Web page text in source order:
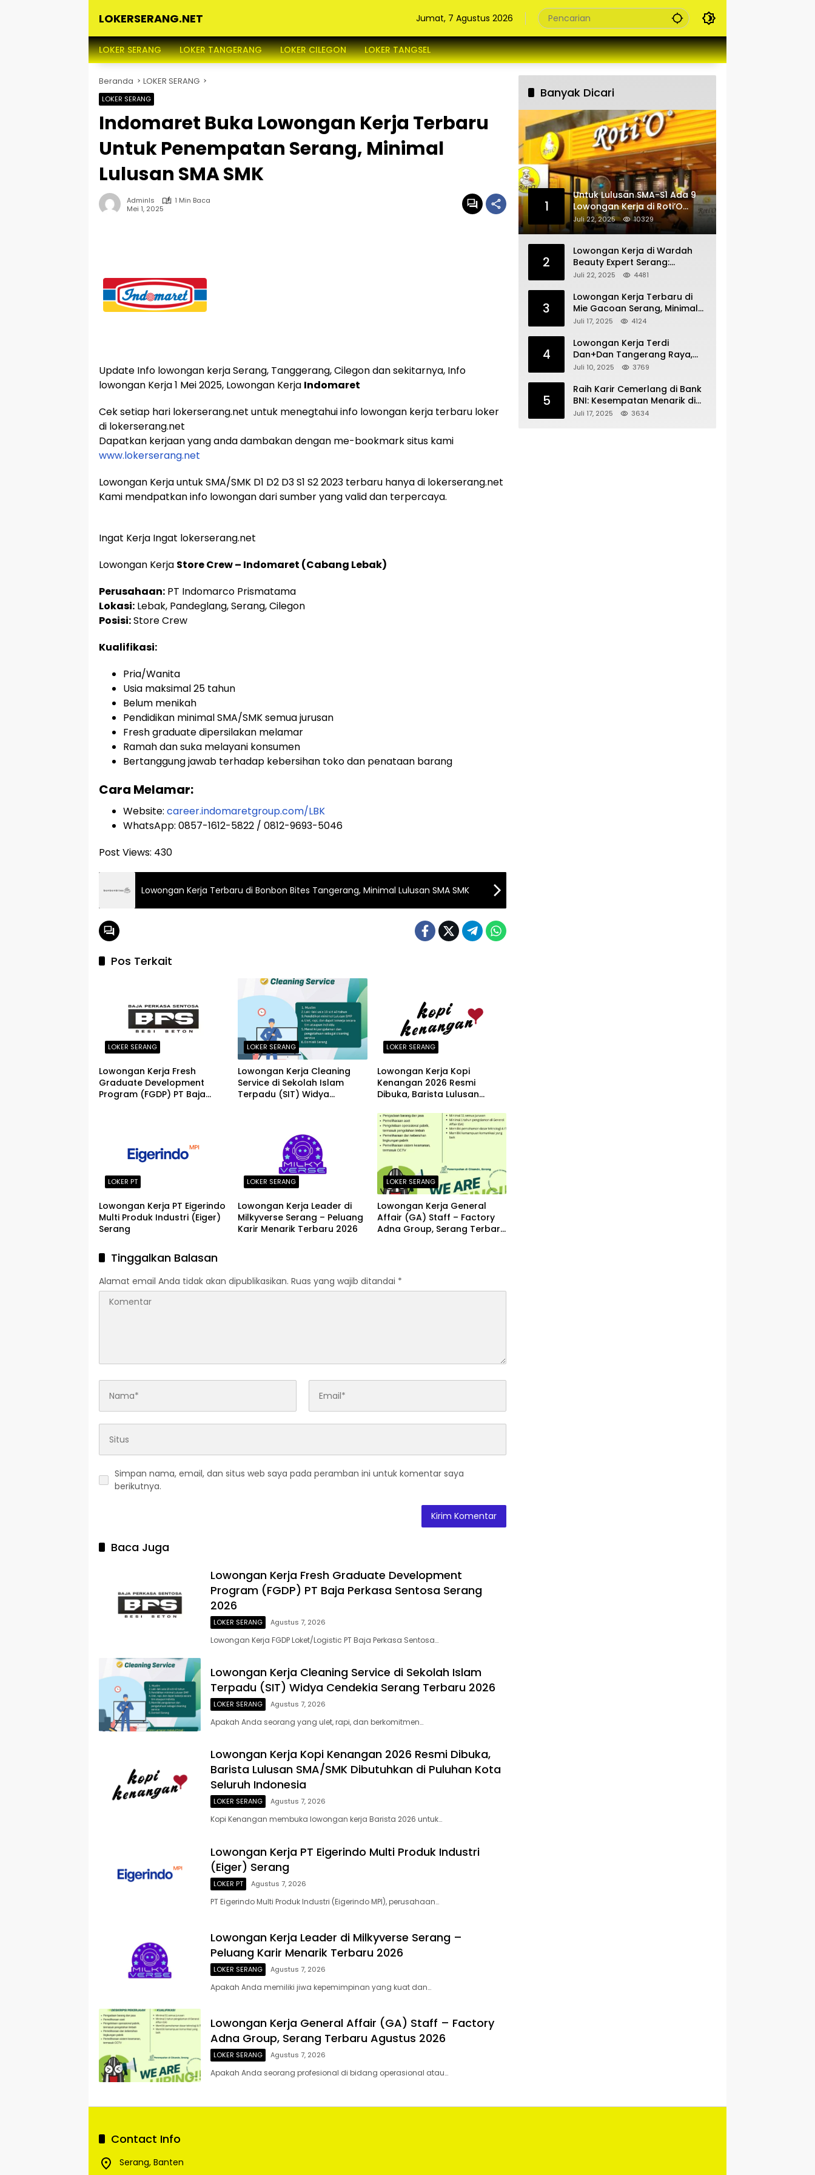
LOKERSERANG.NET
Lowongan
Kerja
dan
Sekitarnya
Jumat, 7 Agustus 2026
LOKER SERANG LOKER TANGERANG LOKER CILEGON LOKER TANGSEL
Beranda LOKER SERANG
LOKER SERANG
Indomaret Buka Lowongan Kerja Terbaru
Untuk Penempatan Serang, Minimal
Lulusan SMA SMK
Adminls
1 Min Baca
Mei 1, 2025
Update Info lowongan kerja Serang, Tanggerang, Cilegon dan sekitarnya, Info
lowongan Kerja 1 Mei 2025, Lowongan Kerja Indomaret
Cek setiap hari lokerserang.net untuk menegtahui info lowongan kerja terbaru loker
di lokerserang.net
Dapatkan kerjaan yang anda dambakan dengan me-bookmark situs kami
www.lokerserang.net
Lowongan Kerja untuk SMA/SMK D1 D2 D3 S1 S2 2023 terbaru hanya di lokerserang.net
Kami mendpatkan info lowongan dari sumber yang valid dan terpercaya.
Ingat Kerja Ingat lokerserang.net
Lowongan Kerja Store Crew – Indomaret (Cabang Lebak)
Perusahaan: PT Indomarco Prismatama
Lokasi: Lebak, Pandeglang, Serang, Cilegon
Posisi:Store Crew
Kualifikasi:
Pria/Wanita
Usia maksimal 25 tahun
Belum menikah
Pendidikan minimal SMA/SMK semua jurusan
Fresh graduate dipersilakan melamar
Ramah dan suka melayani konsumen
Bertanggung jawab terhadap kebersihan toko dan penataan barang
Cara Melamar:
Website: career.indomaretgroup.com/LBK
WhatsApp: 0857-1612-5822 / 0812-9693-5046
Post Views: 430
Lowongan Kerja Terbaru di Bonbon Bites Tangerang, Minimal Lulusan SMA SMK
Pos Terkait
LOKER SERANG
Lowongan Kerja Fresh
Graduate Development
Program (FGDP) PT Baja
LOKER SERANG
Lowongan Kerja Cleaning
Service di Sekolah Islam
Terpadu (SIT) Widya
LOKER SERANG
Lowongan Kerja Kopi
Kenangan 2026 Resmi
Dibuka, Barista Lulusan
Puluhan Kota Seluruh
Indonesia
LOKER PT
Lowongan Kerja PT Eigerindo
Multi Produk Industri (Eiger)
Serang
LOKER SERANG
Lowongan Kerja Leader di
Milkyverse Serang – Peluang
Karir Menarik Terbaru 2026
LOKER SERANG
Lowongan Kerja General
Affair (GA) Staff – Factory
Adna Group, Serang Terbaru
Tinggalkan Balasan
Alamat email Anda tidak akan dipublikasikan. Ruas yang wajib ditandai *
Simpan nama, email, dan situs web saya pada peramban ini untuk komentar saya
berikutnya.
Baca Juga
Lowongan Kerja Fresh Graduate Development
Program (FGDP) PT Baja Perkasa Sentosa Serang
2026
LOKER SERANG Agustus 7, 2026
Lowongan Kerja FGDP Loket/Logistic PT Baja Perkasa Sentosa…
Lowongan Kerja Cleaning Service di Sekolah Islam
Terpadu (SIT) Widya Cendekia Serang Terbaru 2026
LOKER SERANG Agustus 7, 2026
Apakah Anda seorang yang ulet, rapi, dan berkomitmen…
Lowongan Kerja Kopi Kenangan 2026 Resmi Dibuka,
Barista Lulusan SMA/SMK Dibutuhkan di Puluhan Kota
Seluruh Indonesia
LOKER SERANG Agustus 7, 2026
Kopi Kenangan membuka lowongan kerja Barista 2026 untuk…
Lowongan Kerja PT Eigerindo Multi Produk Industri
(Eiger) Serang
LOKER PT Agustus 7, 2026
PT Eigerindo Multi Produk Industri (Eigerindo MPI), perusahaan…
Lowongan Kerja Leader di Milkyverse Serang –
Peluang Karir Menarik Terbaru 2026
LOKER SERANG Agustus 7, 2026
Apakah Anda memiliki jiwa kepemimpinan yang kuat dan…
Lowongan Kerja General Affair (GA) Staff – Factory
Adna Group, Serang Terbaru Agustus 2026
LOKER SERANG Agustus 7, 2026
Apakah Anda seorang profesional di bidang operasional atau…
Banyak Dicari
1
Untuk Lulusan SMA-S1 Ada 9
Lowongan Kerja di Roti’O
Penempatan Jabar, Banten
dan Jakarta
Juli 22, 2025 10329
2
Lowongan Kerja di Wardah
Beauty Expert Serang:
Bergabunglah dengan Tim
Juli 22, 2025 4481
3
Lowongan Kerja Terbaru di
Mie Gacoan Serang, Minimal
Lulusan SMA SMK Sederajat
Juli 17, 2025 4124
4
Lowongan Kerja Terdi
Dan+Dan Tangerang Raya,
Minimal Lulusan SMA SMK
Juli 10, 2025 3769
5
Raih Karir Cemerlang di Bank
BNI: Kesempatan Menarik di
Serang!
Juli 17, 2025 3634
Contact Info
Serang, Banten